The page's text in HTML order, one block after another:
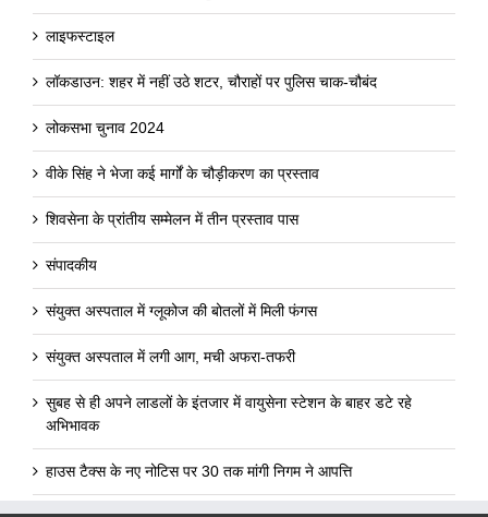
लाइफस्टाइल
लॉकडाउन: शहर में नहीं उठे शटर, चौराहों पर पुलिस चाक-चौबंद
लोकसभा चुनाव 2024
वीके सिंह ने भेजा कई मार्गों के चौड़ीकरण का प्रस्ताव
शिवसेना के प्रांतीय सम्मेलन में तीन प्रस्ताव पास
संपादकीय
संयुक्त अस्पताल में ग्लूकोज की बोतलों में मिली फंगस
संयुक्त अस्पताल में लगी आग, मची अफरा-तफरी
सुबह से ही अपने लाडलों के इंतजार में वायुसेना स्टेशन के बाहर डटे रहे
अभिभावक
हाउस टैक्स के नए नोटिस पर 30 तक मांगी निगम ने आपत्ति